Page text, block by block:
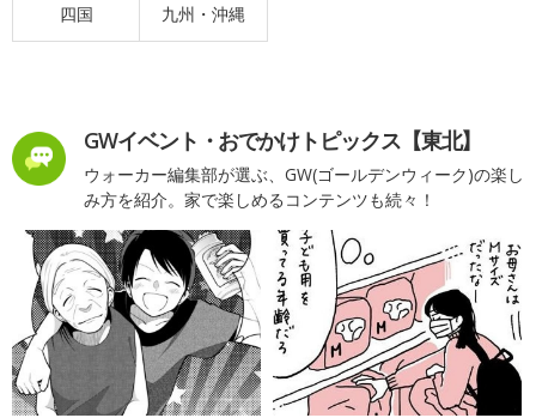
四国 九州・沖縄
GWイベント・おでかけトピックス【東北】
ウォーカー編集部が選ぶ、GW(ゴールデンウィーク)の楽し
み方を紹介。家で楽しめるコンテンツも続々！